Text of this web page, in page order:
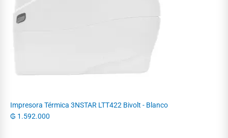
Impresora Térmica 3NSTAR LTT422 Bivolt - Blanco
₲ 1.592.000